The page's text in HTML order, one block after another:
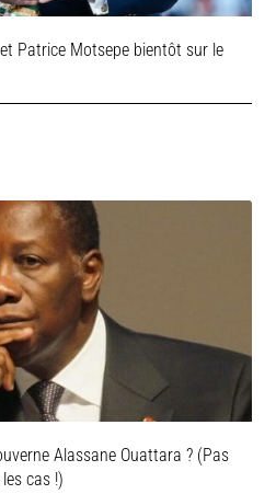
Patrice Motsepe bientôt sur le
Alassane Ouattara ? (Pas
cas !)